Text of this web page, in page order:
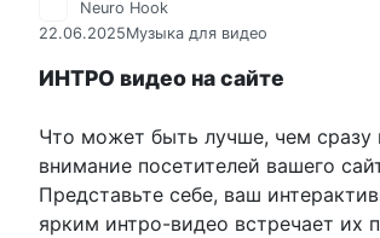
Neuro Hook
22.06.2025Музыка для видео
ИНТРО видео на сайте
Что может быть лучше, чем сразу
внимание посетителей вашего
Представьте себе, ваш
ярким интро-видео встречает их